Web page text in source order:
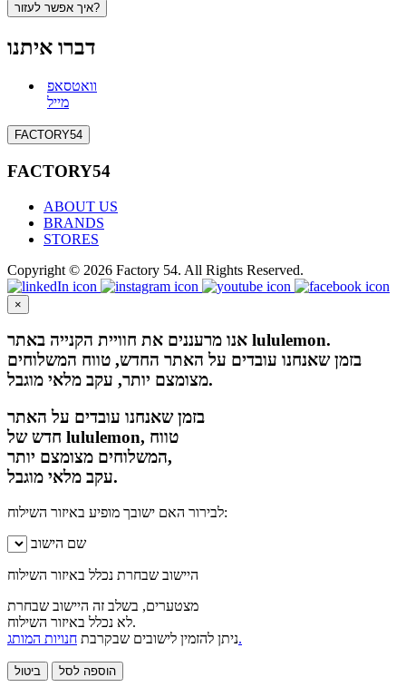
איך אפשר לעזור?
דברו איתנו
וואטסאפ
מייל
FACTORY54
FACTORY54
ABOUT US
BRANDS
STORES
Copyright © 2026 Factory 54. All Rights Reserved.
×
אנו מרעננים את חוויית הקנייה באתר lululemon.
בזמן שאנחנו עובדים על האתר החדש, טווח המשלוחים
מצומצם יותר, עקב מלאי מוגבל.
בזמן שאנחנו עובדים על האתר
חדש של lululemon, טווח
המשלוחים מצומצם יותר,
עקב מלאי מוגבל.
לבירור האם ישובך מופיע באיזור השילוח:
שם הישוב
היישוב שבחרת נכלל באיזור השילוח
מצטערים, בשלב זה היישוב שבחרת
לא נכלל באיזור השילוח.
ניתן להזמין לישובים שבקרבתחנויות המותג.
ביטול הוספה לסל